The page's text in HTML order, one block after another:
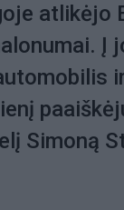
atlikėjo
Į
Simoną